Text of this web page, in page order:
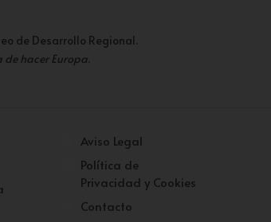
de Desarrollo Regional.
de hacer Europa.
Aviso Legal
Política de
Privacidad y Cookies
Contacto